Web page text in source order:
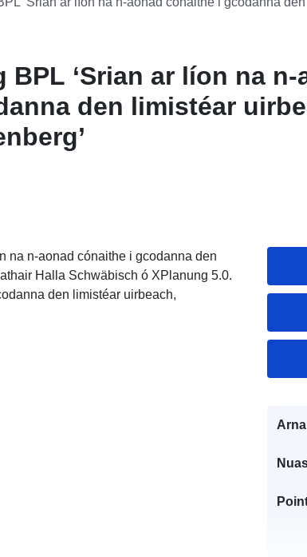
BPL ‘Srian ar líon na n-
den limistéar
na n-aonad cónaithe i gcodanna den
Halla Schwäbisch ó XPlanung 5.0.
den limistéar uirbeach,